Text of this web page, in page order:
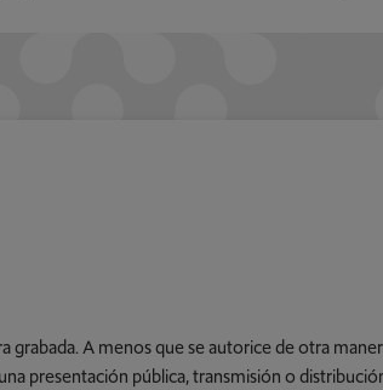
A menos que se autorice de otra
presentación pública, transmisión o